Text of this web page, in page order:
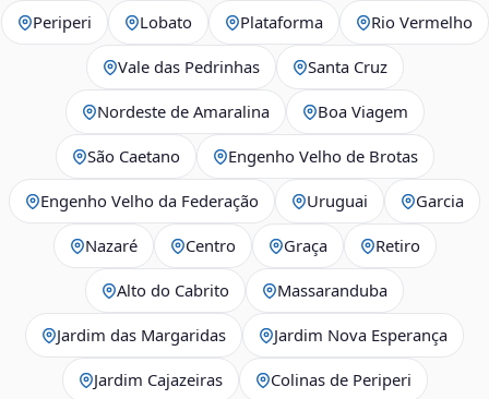
Periperi Lobato Plataforma Rio Vermelho
Vale das Pedrinhas Santa Cruz
Nordeste de Amaralina Boa Viagem
São Caetano Engenho Velho de Brotas
Engenho Velho da Federação Uruguai Garcia
Nazaré Centro Graça Retiro
Alto do Cabrito Massaranduba
Jardim das Margaridas Jardim Nova Esperança
Jardim Cajazeiras Colinas de Periperi